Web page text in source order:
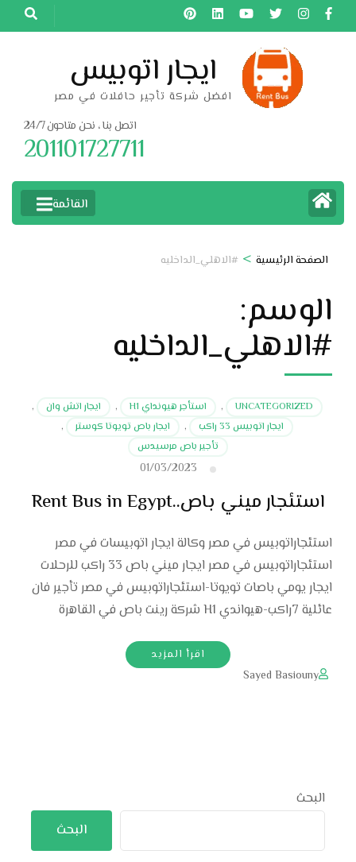
تخطى
إلى
ايجار اتوبيس
افضل شركة تأجير حافلات في مصر
اتصل بنا ، نحن متاحون 24/7
201101727711
القائمة
الصفحة الرئيسية > #الاهلي_الداخليه
الوسم:
#الاهلي_الداخليه
UNCATEGORIZED
, استأجر هيونداي H1 , ايجار اتش وان
,
ايجار اتوبيس 33 راكب
, ايجار باص تويوتا كوستر
,
تأجير باص مرسيدس
01/03/2023
استئجار ميني باص..Rent Bus in Egypt
استئجاراتوبيس في مصر وكالة ايجار اتوبيسات في مصر
استئجاراتوبيس في مصر ايجار ميني باص 33 راكب للرحلات
ايجار يومي باصات تويوتا-استئجاراتوبيس في مصر تأجير فان
عائلية 7راكب-هيواندي H1 شركة رينت باص في القاهرة
اقرأ المزيد
Sayed Basiouny
البحث
البحث